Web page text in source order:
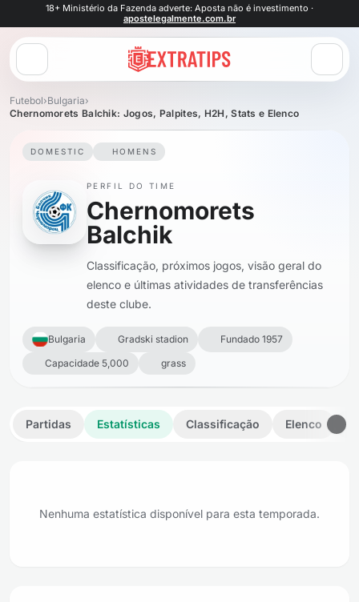
18+ Ministério da Fazenda adverte: Aposta não é investimento ·
apostelegalmente.com.br
Abrir menu
Futebol›Bulgaria›
Chernomorets Balchik: Jogos, Palpites, H2H, Stats e Elenco
DOMESTIC HOMENS
PERFIL DO TIME
Chernomorets
Balchik
Classificação, próximos jogos, visão geral do
elenco e últimas atividades de transferências
deste clube.
Bulgaria Gradski stadion
Fundado 1957
Capacidade 5,000
grass
Partidas Estatísticas Classificação Elenco
Nenhuma estatística disponível para esta temporada.